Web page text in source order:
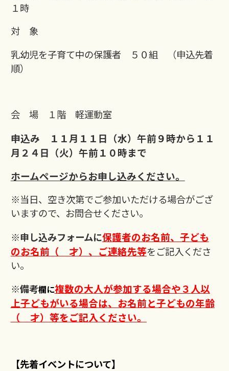
１時
対 象
乳幼児を子育て中の保護者 ５０組 （申込先着
順）
会 場 １階 軽運動室
申込み １１月１１日（水）午前９時から１１
月２４日（火）午前１０時まで
ホームページからお申し込みください。
※当日、空き次第でご参加いただける場合がござ
いますので、お問合せください。
※申し込みフォームに保護者のお名前、子ども
のお名前（ 才）、ご連絡先等をご記入くださ
い。
※備考欄に複数の大人が参加する場合や３人以
上子どもがいる場合は、お名前と子どもの年齢
（ 才）等をご記入ください。
【先着イベントについて】